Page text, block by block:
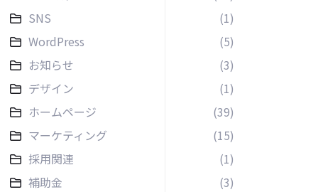
SNS
(1)
WordPress
(5)
お知らせ
(3)
デザイン
(1)
ホームページ
(39)
マーケティング
(15)
採用関連
(1)
補助金
(3)